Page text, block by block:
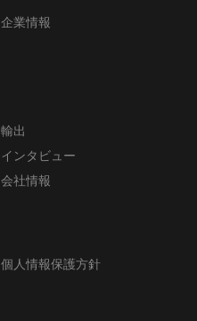
企業情報
輸出
インタビュー
会社情報
個人情報保護方針